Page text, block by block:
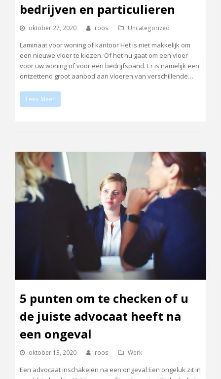
bedrijven en particulieren
oktober 27, 2020 roos Uncategorized
Laminaat voor woning of kantoor Het is niet makkelijk om
een nieuwe vloer te kiezen. Of het nu gaat om een vloer
voor uw woning of voor een bedrijfspand. Er is namelijk een
ontzettend groot aanbod aan vloeren van verschillende…
Lees Meer
5 punten om te checken of u
de juiste advocaat heeft na
een ongeval
oktober 13, 2020 roos Werk
Een advocaat inschakelen na een ongeval Een ongeluk zit in